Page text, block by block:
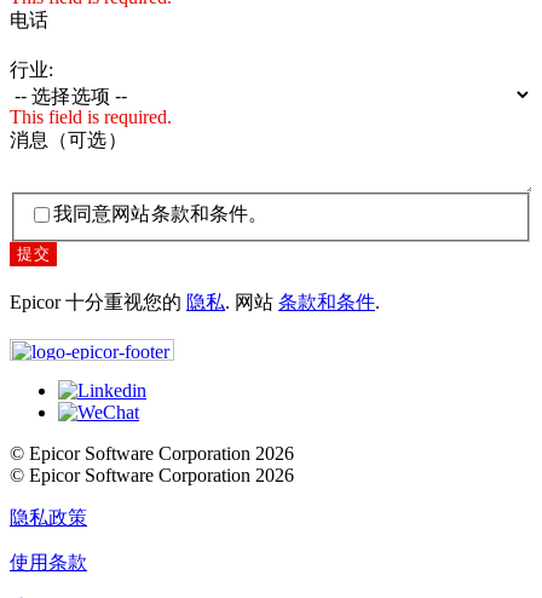
电话
行业:
This field is required.
消息（可选）
我同意网站条款和条件。
提交
Epicor 十分重视您的 隐私. 网站 条款和条件.
© Epicor Software Corporation 2026
© Epicor Software Corporation 2026
隐私政策
使用条款